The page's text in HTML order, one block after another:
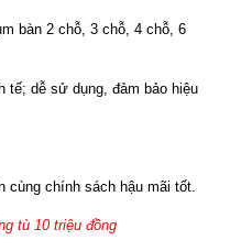
bàn 2 chỗ, 3 chỗ, 4 chỗ, 6
tế; dễ sử dụng, đảm bảo hiệu
cùng chính sách hậu mãi tốt.
tù 10 triệu đồng